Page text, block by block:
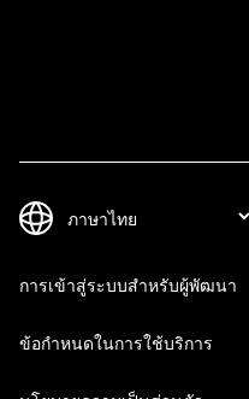
การเข้าสู่ระบบสำหรับผู้พัฒนา
ข้อกำหนดในการใช้บริการ